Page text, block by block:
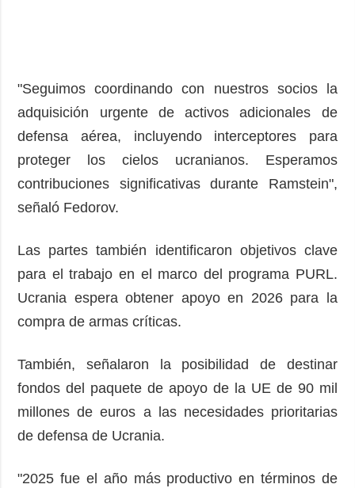
"Seguimos coordinando con nuestros socios la
adquisición urgente de activos adicionales de
defensa aérea, incluyendo interceptores para
proteger los cielos ucranianos. Esperamos
contribuciones significativas durante Ramstein",
señaló Fedorov.
Las partes también identificaron objetivos clave
para el trabajo en el marco del programa PURL.
Ucrania espera obtener apoyo en 2026 para la
compra de armas críticas.
También, señalaron la posibilidad de destinar
fondos del paquete de apoyo de la UE de 90 mil
millones de euros a las necesidades prioritarias
de defensa de Ucrania.
"2025 fue el año más productivo en términos de